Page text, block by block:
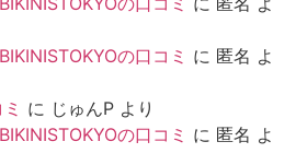
の口コミ に 匿名 よ
に じゅんP より
の口コミ に 匿名 よ